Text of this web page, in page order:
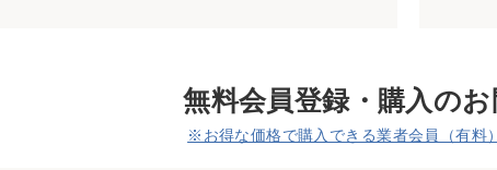
無料会員登録・購入の
※お得な価格で購入できる業者会員（有料